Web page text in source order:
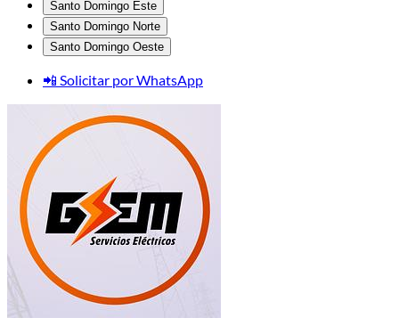
Santo Domingo Este
Santo Domingo Norte
Santo Domingo Oeste
📲 Solicitar por WhatsApp